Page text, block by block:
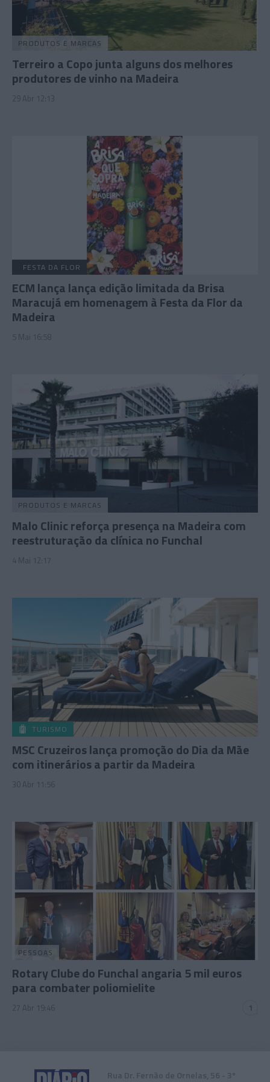
PRODUTOS E MARCAS
Terreiro a Copo junta alguns dos melhores
produtores de vinho na Madeira
29 Abr 12:13
FESTA DA FLOR
ECM lança lança edição limitada da Brisa
Maracujá em homenagem à Festa da Flor da
Madeira
5 Mai 16:58
PRODUTOS E MARCAS
Malo Clinic reforça presença na Madeira com
reestruturação da clínica no Funchal
4 Mai 12:17
TURISMO
MSC Cruzeiros lança promoção do Dia da Mãe
com itinerários a partir da Madeira
30 Abr 11:56
PESSOAS
Rotary Clube do Funchal angaria 5 mil euros
para combater poliomielite
27 Abr 19:46 1
Rua Dr. Fernão de Ornelas, 56 - 3º